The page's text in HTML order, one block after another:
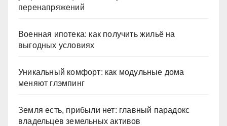
перенапряжений
Военная ипотека: как получить жильё на
выгодных условиях
Уникальный комфорт: как модульные дома
меняют глэмпинг
Земля есть, прибыли нет: главный парадокс
владельцев земельных активов